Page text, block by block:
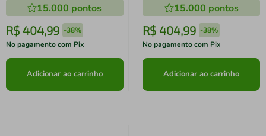
15.000 pontos
R$ 404,99 -38%
No pagamento com Pix
Adicionar ao carrinho
15.000 pontos
R$ 404,99 -38%
No pagamento com Pix
Adicionar ao carrinho